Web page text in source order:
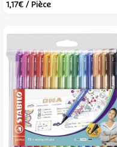
1,17€ / Pièce